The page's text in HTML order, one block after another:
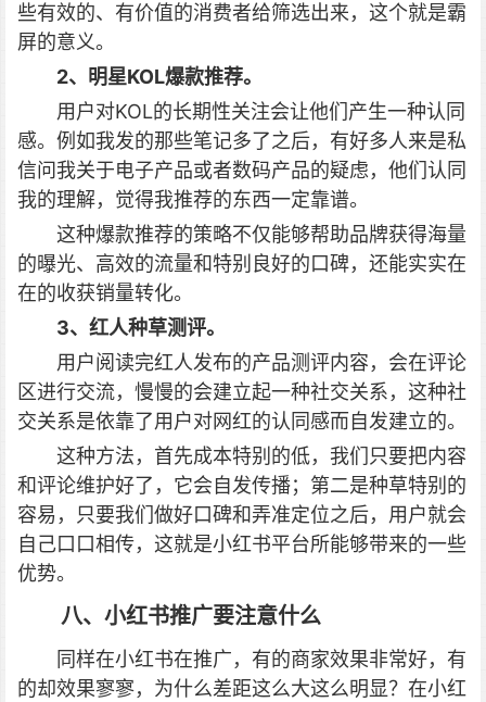
些有效的、有价值的消费者给筛选出来，这个就是霸
屏的意义。
2、明星KOL爆款推荐。
用户对KOL的长期性关注会让他们产生一种认同
感。例如我发的那些笔记多了之后，有好多人来是私
信问我关于电子产品或者数码产品的疑虑，他们认同
我的理解，觉得我推荐的东西一定靠谱。
这种爆款推荐的策略不仅能够帮助品牌获得海量
的曝光、高效的流量和特别良好的口碑，还能实实在
在的收获销量转化。
3、红人种草测评。
用户阅读完红人发布的产品测评内容，会在评论
区进行交流，慢慢的会建立起一种社交关系，这种社
交关系是依靠了用户对网红的认同感而自发建立的。
这种方法，首先成本特别的低，我们只要把内容
和评论维护好了，它会自发传播；第二是种草特别的
容易，只要我们做好口碑和弄准定位之后，用户就会
自己口口相传，这就是小红书平台所能够带来的一些
优势。
八、小红书推广要注意什么
同样在小红书在推广，有的商家效果非常好，有
的却效果寥寥，为什么差距这么大这么明显？在小红